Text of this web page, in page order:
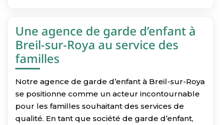
Une agence de garde d’enfant à
Breil-sur-Roya au service des
familles
Notre agence de garde d’enfant à Breil-sur-Roya
se positionne comme un acteur incontournable
pour les familles souhaitant des services de
qualité. En tant que société de garde d’enfant,